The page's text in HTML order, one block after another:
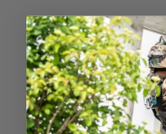
Schreiben
eine